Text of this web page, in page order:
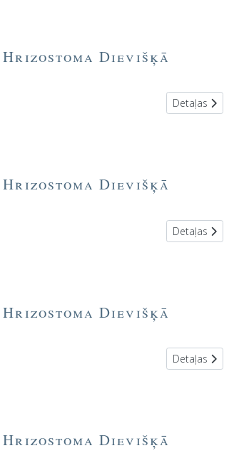
Dievišķā
Detaļas
Dievišķā
Detaļas
Dievišķā
Detaļas
Dievišķā